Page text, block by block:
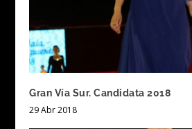
Gran Vía Sur. Candidata 2018
29 Abr 2018